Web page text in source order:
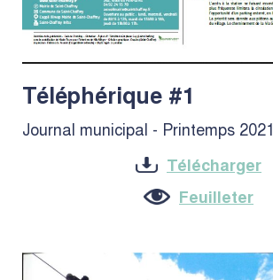
Téléphérique #1
Journal municipal - Printemps 2021
Télécharger
Feuilleter